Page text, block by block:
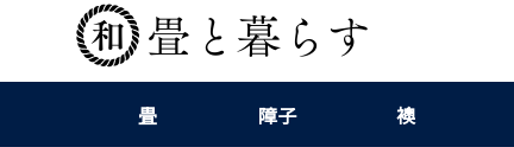
畳 障子 襖